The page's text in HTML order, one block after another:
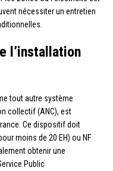
nécessiter un entretien
l’installation
tout autre système
collectif (ANC), est
Ce dispositif doit
moins de 20 EH) ou NF
obtenir une
Public